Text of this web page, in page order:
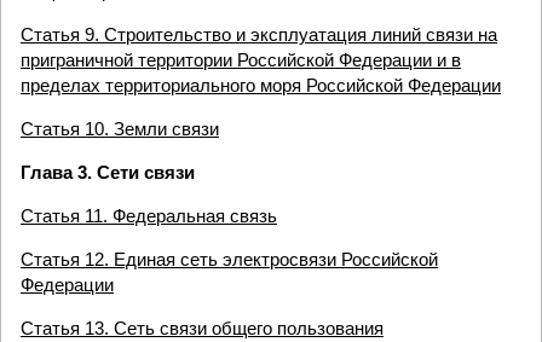
Статья 9. Строительство и эксплуатация линий связи на
приграничной территории Российской Федерации и в
пределах территориального моря Российской Федерации
Статья 10. Земли связи
Глава 3. Сети связи
Статья 11. Федеральная связь
Статья 12. Единая сеть электросвязи Российской
Федерации
Статья 13. Сеть связи общего пользования